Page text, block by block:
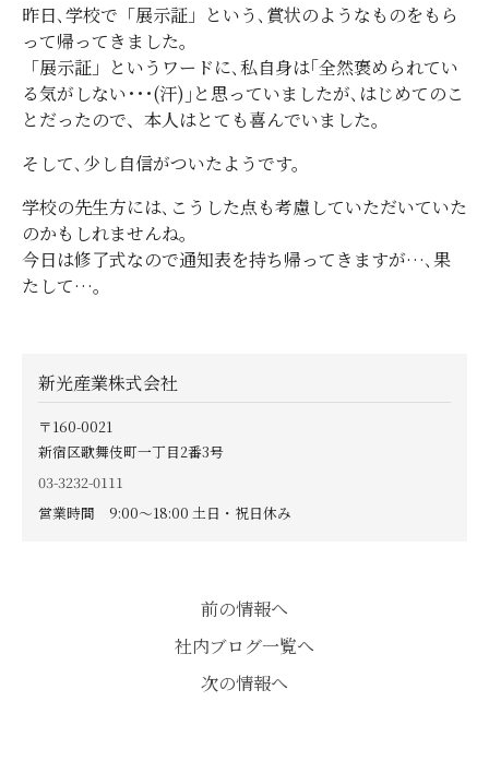
昨日､学校で「展示証」という､賞状のようなものをもら
って帰ってきました。
「展示証」というワードに､私自身は｢全然褒められてい
る気がしない･･･(汗)｣と思っていましたが､はじめてのこ
とだったので、本人はとても喜んでいました。
そして､少し自信がついたようです。
学校の先生方には､こうした点も考慮していただいていた
のかもしれませんね。
今日は修了式なので通知表を持ち帰ってきますが…､果
たして…。
新光産業株式会社
〒160-0021
新宿区歌舞伎町一丁目2番3号
03-3232-0111
営業時間 9:00〜18:00 土日・祝日休み
前の情報へ
社内ブログ一覧へ
次の情報へ